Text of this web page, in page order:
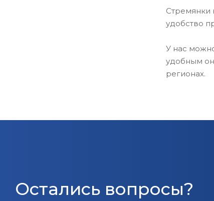
Стремянки
удобство
У нас
удобным
регионах.
Остались вопросы?